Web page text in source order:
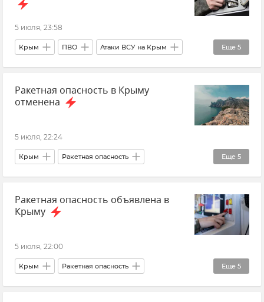
5 июля, 23:58
Еще 5
Крым ПВО Атаки ВСУ на Крым
Безопасность Республики Крым и Севастополя
Новости Крыма Происшествия
Срочные новости Крыма
Ракетная опасность в Крыму
отменена
5 июля, 22:24
Еще 5
Крым Ракетная опасность
Безопасность Республики Крым и Севастополя
Атаки ВСУ на Крым Новости Крыма
Срочные новости Крыма
Ракетная опасность объявлена в
Крыму
5 июля, 22:00
Еще 5
Крым Ракетная опасность
Новости Крыма Срочные новости Крыма